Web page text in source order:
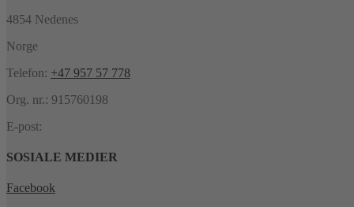
4854 Nedenes
Norge
Telefon: +47 957 57 778
Org. nr.: 915760198
E-post:
SOSIALE MEDIER
Facebook